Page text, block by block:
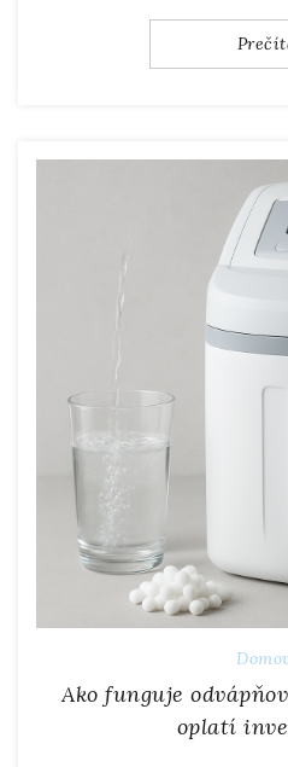
Ako funguje
oplatí